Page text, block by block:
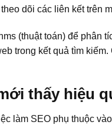
dõi các liên kết trên
(thuật toán) để phân
trong kết quả tìm
thấy hiệu
làm SEO phụ thuộc